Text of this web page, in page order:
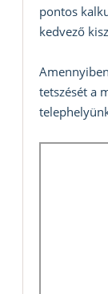
pontos
kedvező
tetszését a